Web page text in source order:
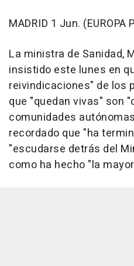
MADRID 1 Jun. (EUROPA
La ministra de Sanidad,
insistido este lunes en
reivindicaciones" de los
que "quedan vivas" son
comunidades
recordado que "ha
"escudarse detrás del
como ha hecho "la